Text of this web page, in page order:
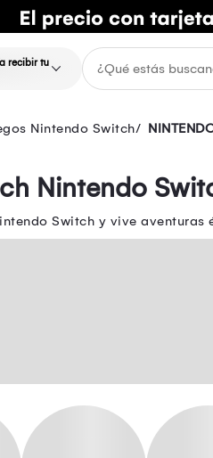
recibir tu
Nintendo Switch
Nintendo
Switch y vive